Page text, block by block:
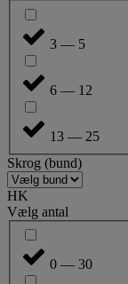
3 — 5
6 — 12
13 — 25
Skrog (bund)
HK
Vælg antal
0 — 30